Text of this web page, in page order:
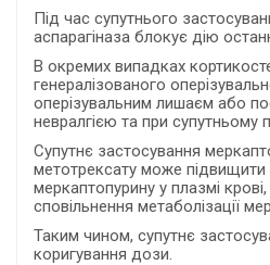
Під час супутнього
аспарагіназа блокує дію
В окремих випадках
генералізованого
оперізувальним лишаєм або
невралгією та при супутньому
Супутнє застосування
метотрексату може підвищити
меркаптопурину у плазмі
сповільнення метаболізації
Таким чином, супутнє
коригування дози.